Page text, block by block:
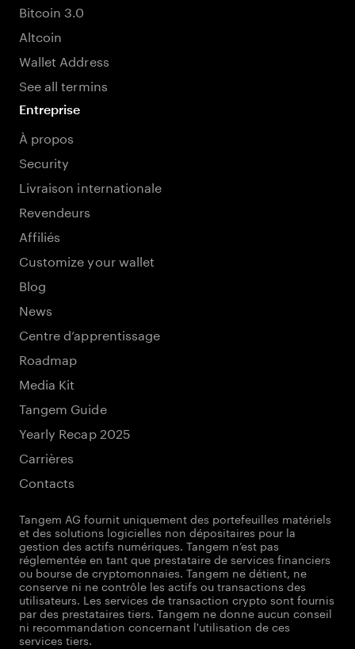
Bitcoin 3.0
Altcoin
Wallet Address
See all termins
Entreprise
À propos
Security
Livraison internationale
Revendeurs
Affiliés
Customize your wallet
Blog
News
Centre d’apprentissage
Roadmap
Media Kit
Tangem Guide
Yearly Recap 2025
Carrières
Contacts
Tangem AG fournit uniquement des portefeuilles matériels
et des solutions logicielles non dépositaires pour la
gestion des actifs numériques. Tangem n’est pas
réglementée en tant que prestataire de services financiers
ou bourse de cryptomonnaies. Tangem ne détient, ne
conserve ni ne contrôle les actifs ou transactions des
utilisateurs. Les services de transaction crypto sont fournis
par des prestataires tiers. Tangem ne donne aucun conseil
ni recommandation concernant l'utilisation de ces
services tiers.